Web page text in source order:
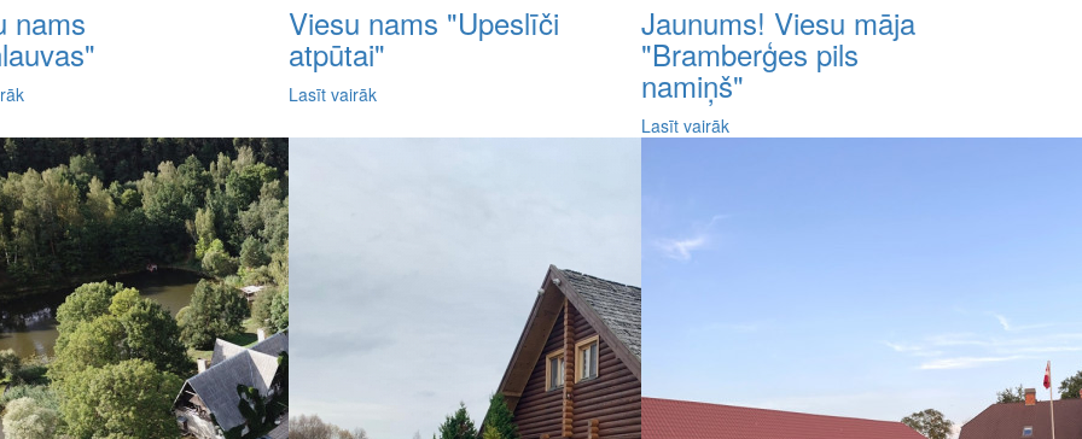
nams Viesu nams "Upeslīči
atpūtai"
Lasīt vairāk
Jaunums! Viesu māja
"Bramberģes pils
namiņš"
Lasīt vairāk